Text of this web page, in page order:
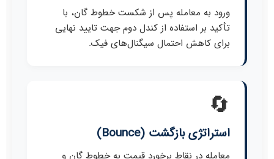
ورود به معامله پس از شکست خطوط گان، با
تأکید بر استفاده از کندل دوم جهت تایید نهایی
برای کاهش احتمال سیگنال‌های فیک.
🔄
استراتژی بازگشت (Bounce)
معامله در نقاط برخورد قیمت به خطوط گان و